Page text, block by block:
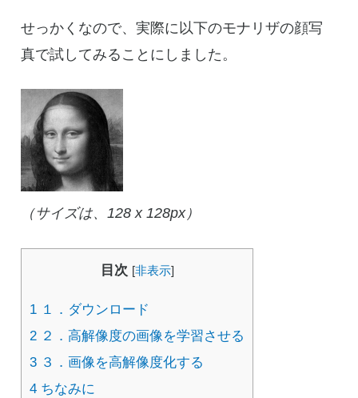
せっかくなので、実際に以下のモナリザの顔写
真で試してみることにしました。
（サイズは、128 x 128px）
目次 [非表示]
1 １．ダウンロード
2 ２．高解像度の画像を学習させる
3 ３．画像を高解像度化する
4 ちなみに